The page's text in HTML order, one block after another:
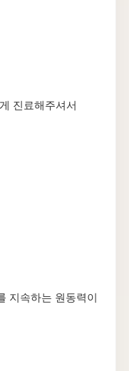
진료해주셔서
지속하는 원동력이